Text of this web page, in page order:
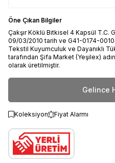
Öne Çıkan Bilgiler
Çakşır Köklü Bitkisel 4 Kapsül T.C.
09/03/2010 tarih ve G41-0174-
Tekstil Kuyumculuk ve Dayanıklı
tarafından Şifa Market (Yeşilex)
olarak üretilmiştir.
Gelince
Koleksiyon Fiyat Alarmı